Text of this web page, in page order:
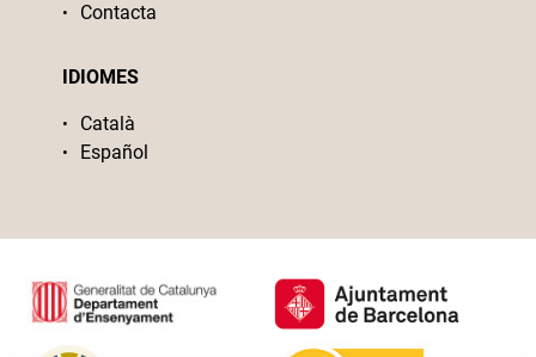
Contacta
IDIOMES
Català
Español